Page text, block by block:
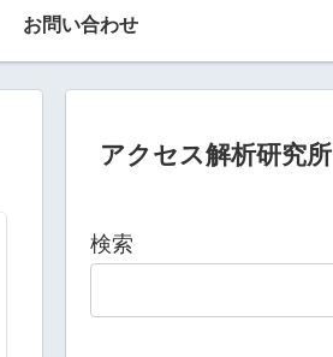
お問い合わせ
アクセス解析研究所
検索